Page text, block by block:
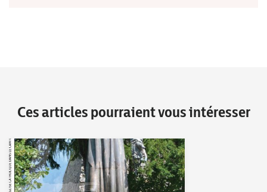
Ces articles pourraient vous intéresser